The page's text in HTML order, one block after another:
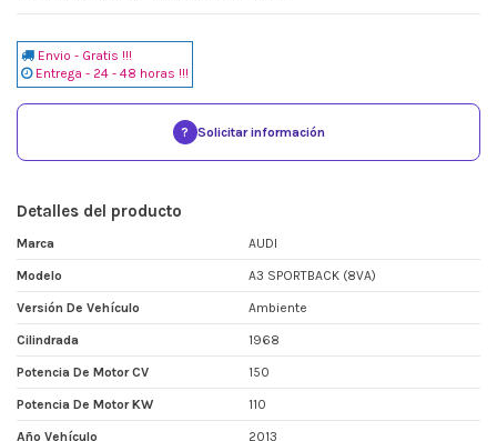
Envio - Gratis !!!
Entrega - 24 - 48 horas !!!
? Solicitar información
Detalles del producto
Marca AUDI
Modelo A3 SPORTBACK (8VA)
Versión De Vehículo Ambiente
Cilindrada 1968
Potencia De Motor CV 150
Potencia De Motor KW 110
Año Vehículo 2013